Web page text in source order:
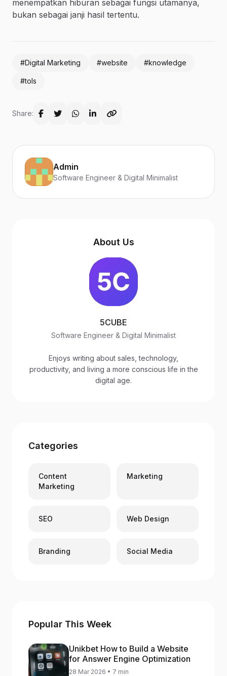
menempatkan hiburan sebagai fungsi utamanya,
bukan sebagai janji hasil tertentu.
#Digital Marketing #website #knowledge
#tols
Share:
Admin
Software Engineer & Digital Minimalist
About Us
5CUBE
Software Engineer & Digital Minimalist
Enjoys writing about sales, technology,
productivity, and living a more conscious life in the
digital age.
Categories
Content
Marketing
Marketing
SEO Web Design
Branding Social Media
Popular This Week
Unikbet How to Build a Website
for Answer Engine Optimization
28 Mar 2026 • 7 min